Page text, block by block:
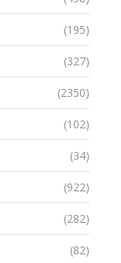
(195)
(327)
(2350)
(102)
(34)
(922)
(282)
(82)